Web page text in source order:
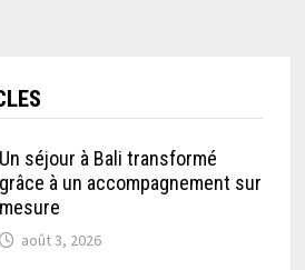
Un séjour à Bali transformé
grâce à un accompagnement sur
mesure
août 3, 2026